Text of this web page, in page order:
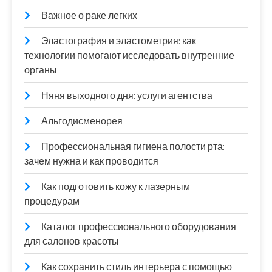
Важное о раке легких
Эластография и эластометрия: как
технологии помогают исследовать внутренние
органы
Няня выходного дня: услуги агентства
Альгодисменорея
Профессиональная гигиена полости рта:
зачем нужна и как проводится
Как подготовить кожу к лазерным
процедурам
Каталог профессионального оборудования
для салонов красоты
Как сохранить стиль интерьера с помощью